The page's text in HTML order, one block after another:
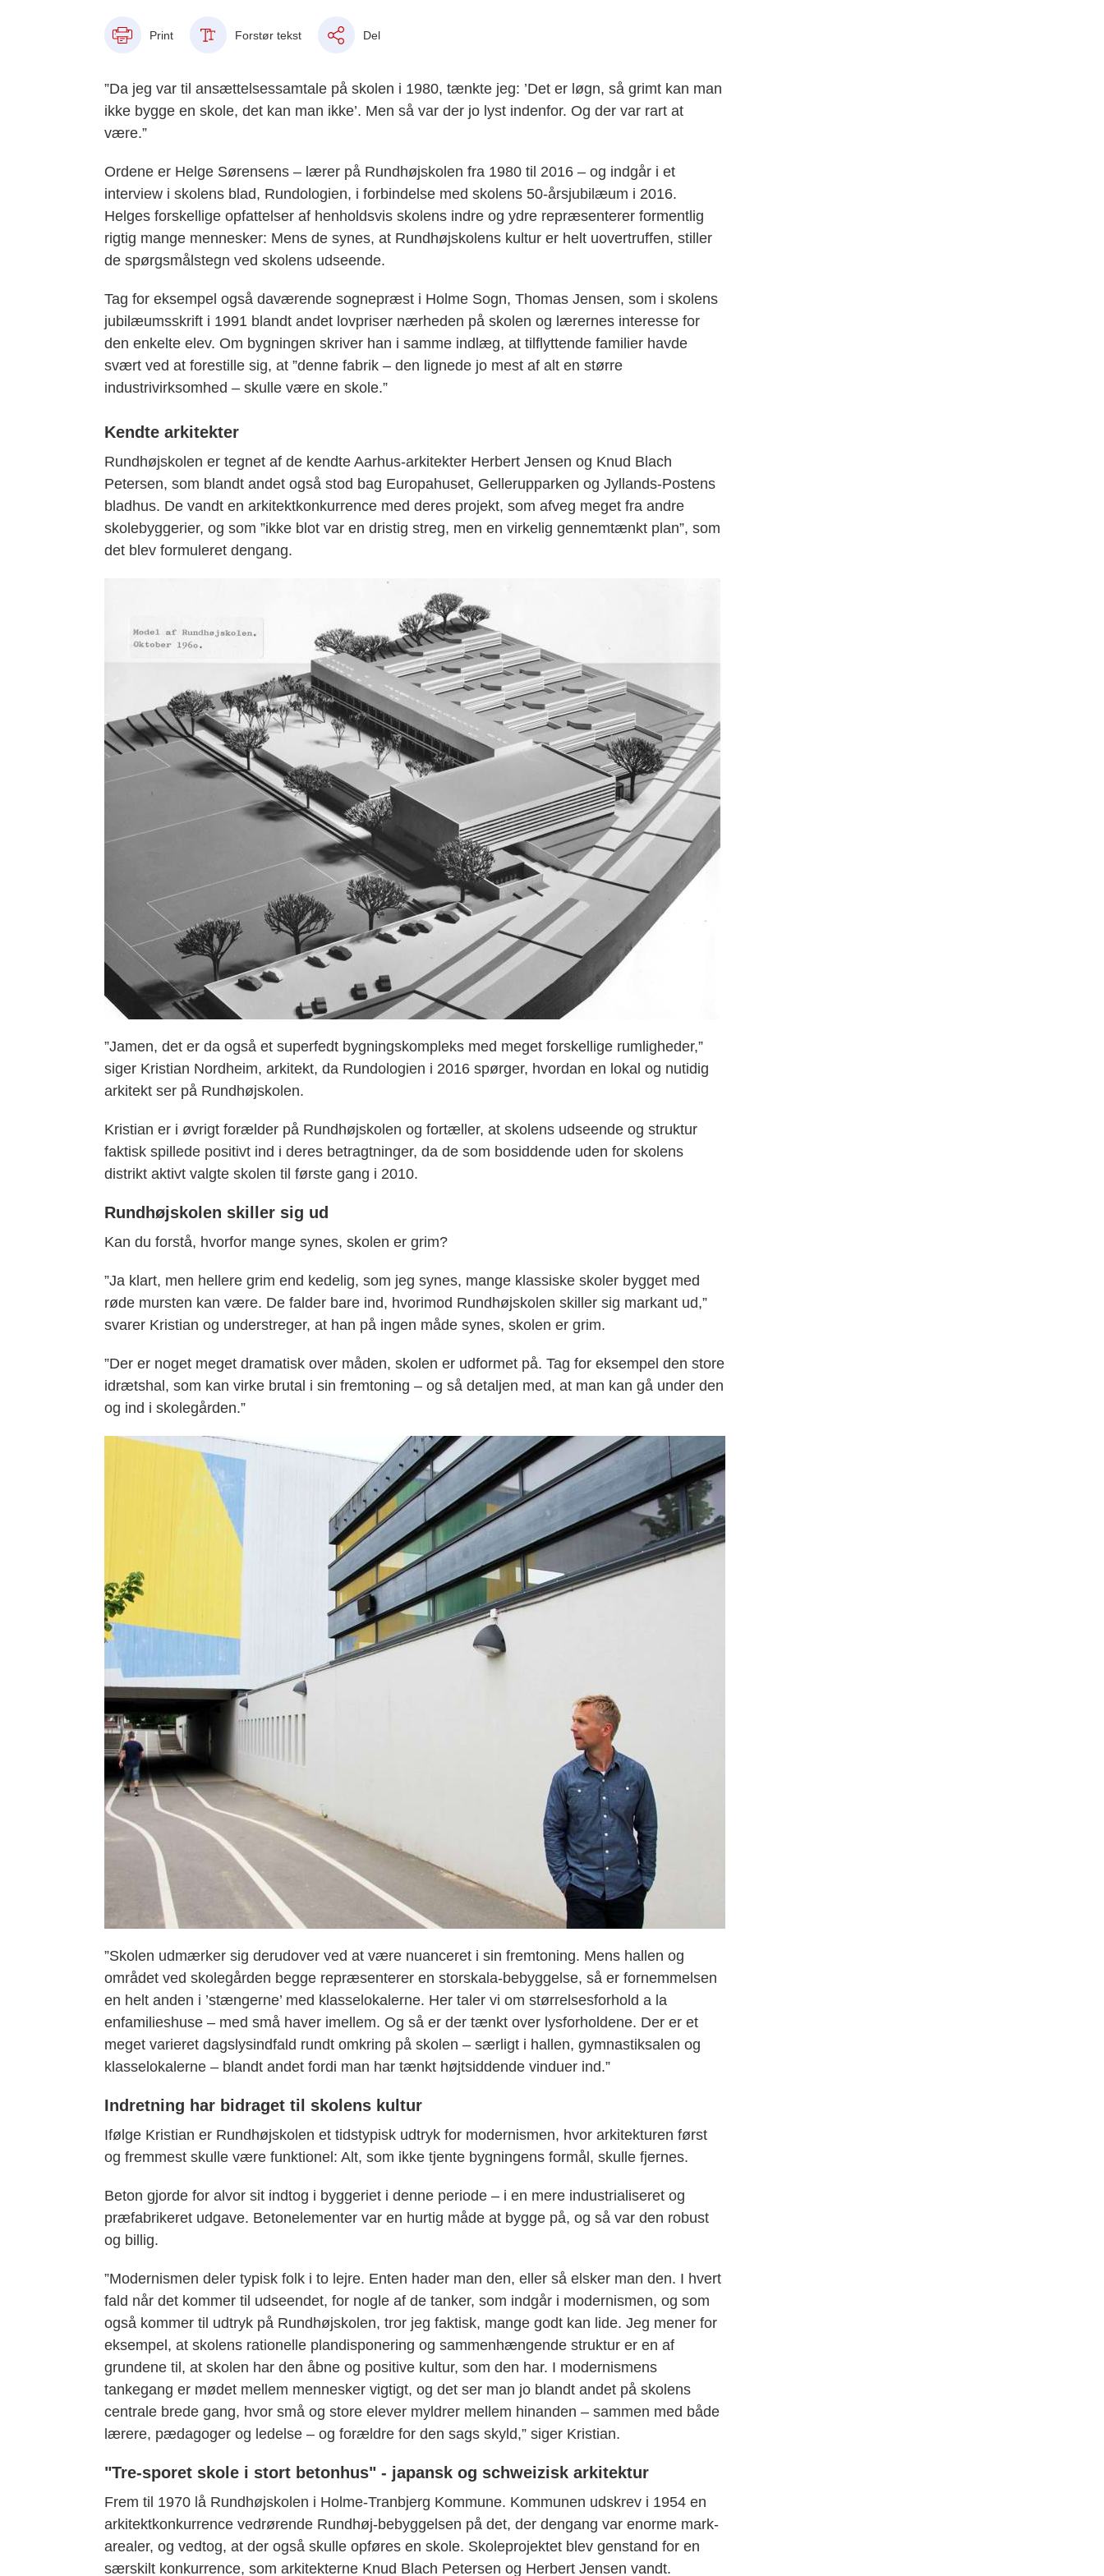
Print Forstør tekst Del
”Da jeg var til ansættelsessamtale på skolen i 1980, tænkte jeg: ’Det er løgn, så grimt kan man
ikke bygge en skole, det kan man ikke’. Men så var der jo lyst indenfor. Og der var rart at
være.”
Ordene er Helge Sørensens – lærer på Rundhøjskolen fra 1980 til 2016 – og indgår i et
interview i skolens blad, Rundologien, i forbindelse med skolens 50-årsjubilæum i 2016.
Helges forskellige opfattelser af henholdsvis skolens indre og ydre repræsenterer formentlig
rigtig mange mennesker: Mens de synes, at Rundhøjskolens kultur er helt uovertruffen, stiller
de spørgsmålstegn ved skolens udseende.
Tag for eksempel også daværende sognepræst i Holme Sogn, Thomas Jensen, som i skolens
jubilæumsskrift i 1991 blandt andet lovpriser nærheden på skolen og lærernes interesse for
den enkelte elev. Om bygningen skriver han i samme indlæg, at tilflyttende familier havde
svært ved at forestille sig, at ”denne fabrik – den lignede jo mest af alt en større
industrivirksomhed – skulle være en skole.”
Kendte arkitekter
Rundhøjskolen er tegnet af de kendte Aarhus-arkitekter Herbert Jensen og Knud Blach
Petersen, som blandt andet også stod bag Europahuset, Gellerupparken og Jyllands-Postens
bladhus. De vandt en arkitektkonkurrence med deres projekt, som afveg meget fra andre
skolebyggerier, og som ”ikke blot var en dristig streg, men en virkelig gennemtænkt plan”, som
det blev formuleret dengang.
”Jamen, det er da også et superfedt bygningskompleks med meget forskellige rumligheder,”
siger Kristian Nordheim, arkitekt, da Rundologien i 2016 spørger, hvordan en lokal og nutidig
arkitekt ser på Rundhøjskolen.
Kristian er i øvrigt forælder på Rundhøjskolen og fortæller, at skolens udseende og struktur
faktisk spillede positivt ind i deres betragtninger, da de som bosiddende uden for skolens
distrikt aktivt valgte skolen til første gang i 2010.
Rundhøjskolen skiller sig ud
Kan du forstå, hvorfor mange synes, skolen er grim?
”Ja klart, men hellere grim end kedelig, som jeg synes, mange klassiske skoler bygget med
røde mursten kan være. De falder bare ind, hvorimod Rundhøjskolen skiller sig markant ud,”
svarer Kristian og understreger, at han på ingen måde synes, skolen er grim.
”Der er noget meget dramatisk over måden, skolen er udformet på. Tag for eksempel den store
idrætshal, som kan virke brutal i sin fremtoning – og så detaljen med, at man kan gå under den
og ind i skolegården.”
”Skolen udmærker sig derudover ved at være nuanceret i sin fremtoning. Mens hallen og
området ved skolegården begge repræsenterer en storskala-bebyggelse, så er fornemmelsen
en helt anden i ’stængerne’ med klasselokalerne. Her taler vi om størrelsesforhold a la
enfamilieshuse – med små haver imellem. Og så er der tænkt over lysforholdene. Der er et
meget varieret dagslysindfald rundt omkring på skolen – særligt i hallen, gymnastiksalen og
klasselokalerne – blandt andet fordi man har tænkt højtsiddende vinduer ind.”
Indretning har bidraget til skolens kultur
Ifølge Kristian er Rundhøjskolen et tidstypisk udtryk for modernismen, hvor arkitekturen først
og fremmest skulle være funktionel: Alt, som ikke tjente bygningens formål, skulle fjernes.
Beton gjorde for alvor sit indtog i byggeriet i denne periode – i en mere industrialiseret og
præfabrikeret udgave. Betonelementer var en hurtig måde at bygge på, og så var den robust
og billig.
”Modernismen deler typisk folk i to lejre. Enten hader man den, eller så elsker man den. I hvert
fald når det kommer til udseendet, for nogle af de tanker, som indgår i modernismen, og som
også kommer til udtryk på Rundhøjskolen, tror jeg faktisk, mange godt kan lide. Jeg mener for
eksempel, at skolens rationelle plandisponering og sammenhængende struktur er en af
grundene til, at skolen har den åbne og positive kultur, som den har. I modernismens
tankegang er mødet mellem mennesker vigtigt, og det ser man jo blandt andet på skolens
centrale brede gang, hvor små og store elever myldrer mellem hinanden – sammen med både
lærere, pædagoger og ledelse – og forældre for den sags skyld,” siger Kristian.
"Tre-sporet skole i stort betonhus" - japansk og schweizisk arkitektur
Frem til 1970 lå Rundhøjskolen i Holme-Tranbjerg Kommune. Kommunen udskrev i 1954 en
arkitektkonkurrence vedrørende Rundhøj-bebyggelsen på det, der dengang var enorme mark-
arealer, og vedtog, at der også skulle opføres en skole. Skoleprojektet blev genstand for en
særskilt konkurrence, som arkitekterne Knud Blach Petersen og Herbert Jensen vandt.